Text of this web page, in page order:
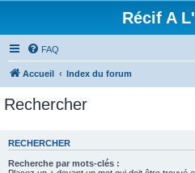
Récif A
FAQ
Accueil Index du forum
Rechercher
RECHERCHER
Recherche par mots-clés :